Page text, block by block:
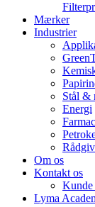
Mærker
Industrier
Stål &
Energi
Om os
Kontakt os
Kunde
Lyma